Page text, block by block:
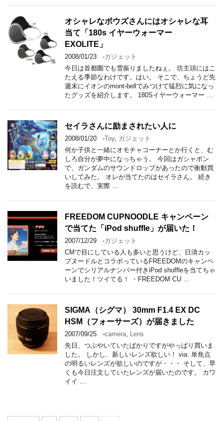
オシャレなボウズさんにはオシャレな耳
当て「180s イヤーウォーマー
EXOLITE」
2008/01/23 -ガジェット
今日は首都圏でも雪振りましたねぇ。 坊主頭にはこ
たえる季節なわけです。はい。 そこで、ちょうど先
週末にイオンのmont-bellでみつけて猛烈に気になっ
たグッズを紹介します。 180Sイヤーウォーマー …
セイラさんに励まされたい人に
2008/01/20 -Toy, ガジェット
何か子供と一緒にオモチャコーナーとか行くと、む
しろ自分が夢中になっちゃう。 今回はガシャポン
で、ガンダムのサウンドロップがあったので衝動買
いしてみた。 オレが当てたのはセイラさん。 続き
を読むで、実際 …
FREEDOM CUPNOODLE キャンペーン
で当てた「iPod shuffle」が届いた！
2007/12/29 -ガジェット
CMで目にしている人も多いと思うけど、日清カッ
プヌードルとコラボっているFREEDOMのキャンペ
ーンでシリアルナンバー付きiPod shuffleを当てちゃ
いました！ツイてる！ ・FREEDOM CU …
SIGMA（シグマ） 30mm F1.4 EX DC
HSM（フォーサーズ）が届きました
2007/09/25 -camera, Lens
先日、つぶやいていたばかりですがやっぱり買いま
した。 しかし、新しいレンズ欲しい！ via: 単焦点
の明るいレンズが欲しいのですが・・・ そして、早
くも今日注文していたレンズが届いたのです。 カワ
イイ …